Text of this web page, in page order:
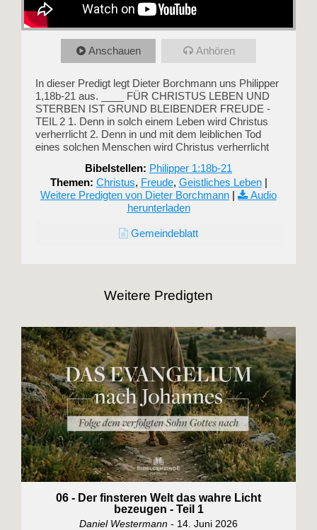
Anschauen Anhören
In dieser Predigt legt Dieter Borchmann uns Philipper
1,18b-21 aus. ____ FÜR CHRISTUS LEBEN UND
STERBEN IST GRUND BLEIBENDER FREUDE -
TEIL 2 1. Denn in solch einem Leben wird Christus
verherrlicht 2. Denn in und mit dem leiblichen Tod
eines solchen Menschen wird Christus verherrlicht
Bibelstellen: Philipper 1:18b-21
Themen: Christus, Freude, Geistliches Leben|
Weitere Predigten von Dieter Borchmann |
Audio
herunterladen
Gemeindeblatt
Weitere Predigten
06 - Der finsteren Welt das wahre Licht
bezeugen - Teil 1
Daniel Westermann - 14. Juni 2026